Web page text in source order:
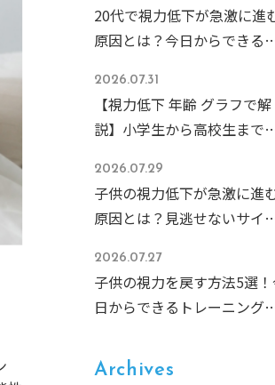
20代で視力低下が急激に進
原因とは？今日からできる
2026.07.31
【視力低下 年齢 グラフで解
説】小学生から高校生まで
因と今すぐできる予防法
2026.07.29
子供の視力低下が急激に進
原因とは？見逃せないサイ
2026.07.27
子供の視力を戻す方法5選
日からできるトレーニング
Archives